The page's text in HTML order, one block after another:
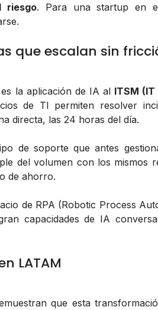
riesgo. Para una startup en
que escalan sin
la aplicación de IA al ITSM
de TI permiten resolver
directa, las 24 horas del día.
de soporte que antes
del volumen con los mismos
de ahorro.
de RPA (Robotic Process
capacidades de IA
LATAM
que esta